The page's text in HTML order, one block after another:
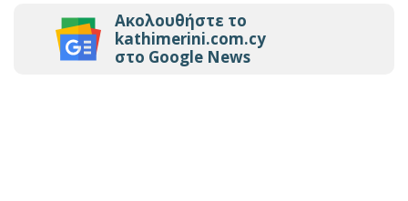
Ακολουθήστε το
kathimerini.com.cy
στο Google News